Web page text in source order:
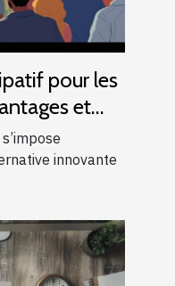
pour les
et
innovante